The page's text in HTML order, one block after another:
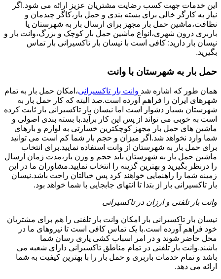
این خدمات جهت کسب رضایت مشتریان عزیز ارائه می شود.اگر
نیاز به کارگر خالی برای بسته بندی و حمل بار،کاگر چیدمان و
نظافت،ماشین حمل بار مجهز برای ارسال بار به شهرستان یا
باربری درون شهری،انواع ماشین حمل بار کوچک و بزرگ،وانت بار و
نیسان بار دارید: کافی است با نیسان بار تاکسیرانی بار تماس
بگیرید.
حمل بار به شهرستان با وانت
همان طور که اشاره شد وانت بار تاکسیرانی،امکان حمل بار به تمام
شهرهای ایران را فراهم آورده است.صد البته که کار حمل بار به
شهرستان بسیار دشوار است اما نیسان بار تاکسیرانی بار ثابت کرده
است به خوبی می تواند از پس این کار برآید.با بسته بندی اصولی و
ماشین های حمل بار مجهز کوچکترین خسارتی به لوازم و بارهای
شما وارد نخواهد شد.اگر میزان و حجم بار شما کم است می توانید
برای حمل بار به شهرستان از وانت استفاده نمایید.برای انتخاب
ماشین حمل بار به شهرستان باید حجم و وزن بار،مدت زمان ارسال
را درنظر بگیرید و بهترین گزینه را انتخاب نمایید.مشاوران ما در این
زمینه شما را راهنمایی خواهند کرد پس خیالتان راحت باشد.نیسان
بار تاکسیرانی بار از بتدا تا انتهای جابجایی با شما خواهد بود.
وانت بار تلفنی و ارزان در تاکسیرانی
نیسان بار تاکسیرانی بار امکان وانت بار تلفنی را هم برای مشتریان
خود فراهم آورده است.با یک تماس کافی است تا نیروهای ما در
محل حاضر شوند و در امر اسباب کشی یاری رسان شما
باشند.وانت بار تلفنی در تمام مناطق تاکسیرانی دارای شعبه می
باشد و تمام خدمات باربری و حمل بار را با بهترین کیفیت به شما
ارائه می دهد.